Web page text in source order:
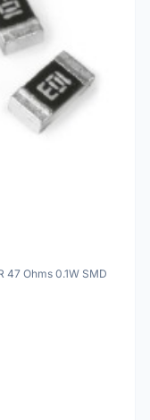
Ohms 0.1W SMD